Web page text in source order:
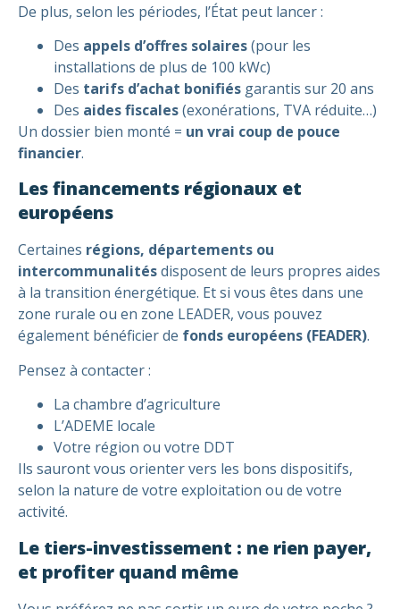
De plus, selon les périodes, l’État peut lancer :
Des appels d’offres solaires(pour les
installations de plus de 100 kWc)
Des tarifs d’achat bonifiés garantis sur 20 ans
Des aides fiscales(exonérations, TVA réduite…)
Un dossier bien monté = un vrai coup de pouce
financier.
Les financements régionaux et
européens
Certaines régions, départements ou
intercommunalitésdisposent de leurs propres aides
à la transition énergétique. Et si vous êtes dans une
zone rurale ou en zone LEADER, vous pouvez
également bénéficier de fonds européens (FEADER).
Pensez à contacter :
La chambre d’agriculture
L’ADEME locale
Votre région ou votre DDT
Ils sauront vous orienter vers les bons dispositifs,
selon la nature de votre exploitation ou de votre
activité.
Le tiers-investissement : ne rien payer,
et profiter quand même